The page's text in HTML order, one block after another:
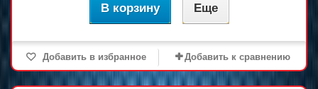
В корзину Еще
Добавить в избранное Добавить к сравнению